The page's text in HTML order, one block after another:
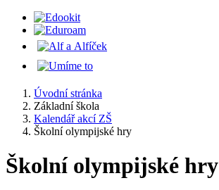
Úvodní stránka
Základní škola
Kalendář akcí ZŠ
Školní olympijské hry
Školní olympijské hry